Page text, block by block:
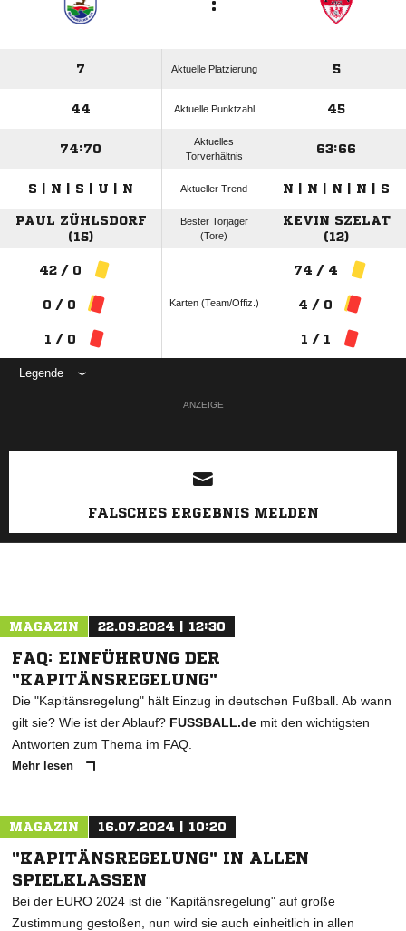
:
7 Aktuelle Platzierung 5
44 Aktuelle Punktzahl 45
74:70
Aktuelles
Torverhältnis
63:66
S | N | S | U | N Aktueller Trend N | N | N | N | S
PAUL ZÜHLSDORF
(15)
Bester Torjäger
(Tore)
KEVIN SZELAT
(12)
42 / 0
0 / 0
1 / 0
Karten (Team/Offiz.)
74 / 4
4 / 0
1 / 1
Legende
ANZEIGE
FALSCHES ERGEBNIS MELDEN
MAGAZIN 22.09.2024 | 12:30
FAQ: EINFÜHRUNG DER
"KAPITÄNSREGELUNG"
Die "Kapitänsregelung" hält Einzug in deutschen Fußball. Ab wann
gilt sie? Wie ist der Ablauf? FUSSBALL.de mit den wichtigsten
Antworten zum Thema im FAQ.
Mehr lesen
MAGAZIN 16.07.2024 | 10:20
"KAPITÄNSREGELUNG" IN ALLEN
SPIELKLASSEN
Bei der EURO 2024 ist die "Kapitänsregelung" auf große
Zustimmung gestoßen, nun wird sie auch einheitlich in allen